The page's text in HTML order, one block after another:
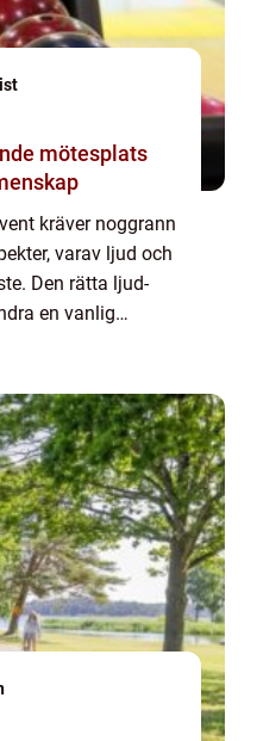
kräver noggrann
varav ljud och
Den rätta ljud-
en vanlig